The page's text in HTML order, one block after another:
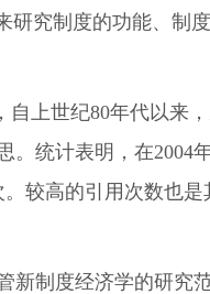
研究制度的功能、制
自上世纪80年代以来
统计表明，在2004
较高的引用次数也
新制度经济学的研究